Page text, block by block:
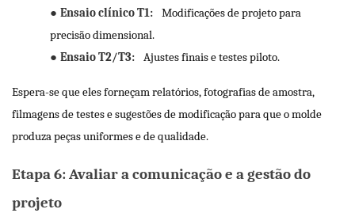
● Ensaio clínico T1:
Modificações de projeto para
precisão dimensional.
● Ensaio T2/T3: Ajustes finais e testes piloto.
Espera-se que eles forneçam relatórios, fotografias de amostra,
filmagens de testes e sugestões de modificação para que o molde
produza peças uniformes e de qualidade.
Etapa 6: Avaliar a comunicação e a gestão do
projeto